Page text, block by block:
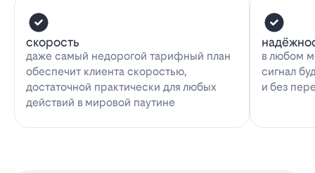
скорость
даже самый недорогой тарифный план
обеспечит клиента скоростью,
достаточной практически для любых
действий в мировой паутине
в любом
сигнал
и без